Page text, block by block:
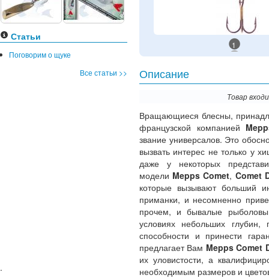
Статьи
Поговорим о щуке
Все статьи >>
.
1
Описание
Товар
Вращающиеся блесны,
французской компанией
звание универсалов. Это
вызвать интерес не только у
даже у некоторых
модели Mepps Comet, Comet
которые вызывают больший
приманки, и несомненно
прочем, и бывалые
условиях небольших
способности и принести
предлагает Вам Mepps Comet
их уловистости, а
необходимым размеров и